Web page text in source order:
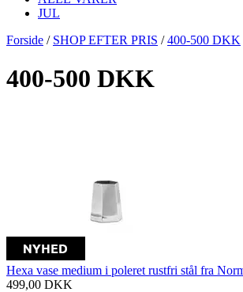
JUL
Forside / SHOP EFTER PRIS /400-500 DKK
400-500 DKK
Hexa vase medium i poleret rustfri stål fra
499,00 DKK